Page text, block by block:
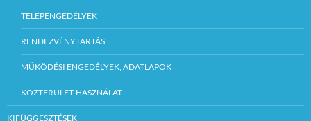
TELEPENGEDÉLYEK
RENDEZVÉNYTARTÁS
MŰKÖDÉSI ENGEDÉLYEK, ADATLAPOK
KÖZTERÜLET-HASZNÁLAT
KIFÜGGESZTÉSEK